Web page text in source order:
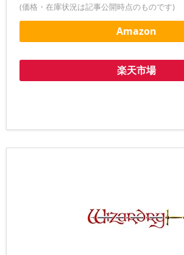
(価格・在庫状況は記事公開時点のものです)
Amazon
楽天市場